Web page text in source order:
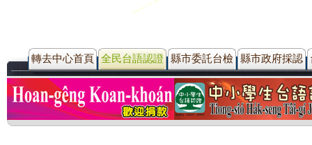
轉去中心首頁 全民台語認證 縣市委託台檢 縣市政府採認